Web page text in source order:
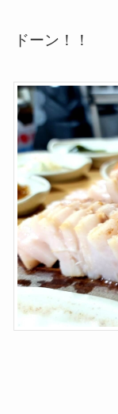
ドーン！！